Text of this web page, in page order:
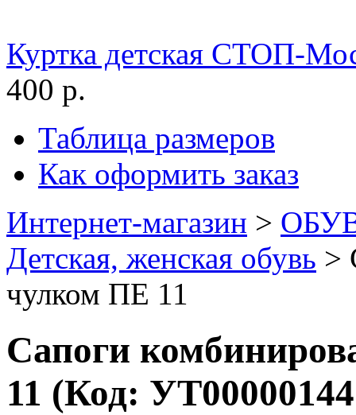
Куртка детская СТОП-
400 р.
Таблица размеров
Как оформить заказ
Интернет-магазин >
Детская, женская обувь >
чулком ПЕ 11
Сапоги
11 (Код: